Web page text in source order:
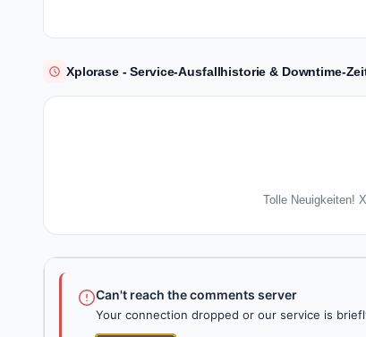
Xplorase - Service-Ausfallhistorie & Downtime-
Tolle Neuigkeiten!
Can't reach the comments server
Your connection dropped or our service is